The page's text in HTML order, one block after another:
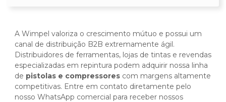
A Wimpel valoriza o crescimento mútuo e possui um
canal de distribuição B2B extremamente ágil.
Distribuidores de ferramentas, lojas de tintas e revendas
especializadas em repintura podem adquirir nossa linha
de pistolas e compressores com margens altamente
competitivas. Entre em contato diretamente pelo
nosso WhatsApp comercial para receber nossos